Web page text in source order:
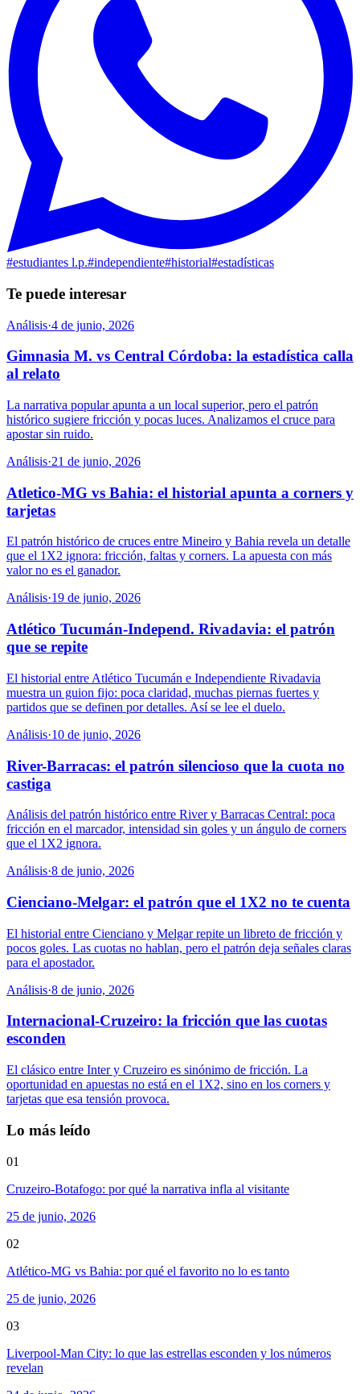
#estudiantes l.p.#independiente#historial#estadísticas
Te puede interesar
Análisis·4 de junio, 2026
Gimnasia M. vs Central Córdoba: la estadística calla
al relato
La narrativa popular apunta a un local superior, pero el patrón
histórico sugiere fricción y pocas luces. Analizamos el cruce para
apostar sin ruido.
Análisis·21 de junio, 2026
Atletico-MG vs Bahia: el historial apunta a corners y
tarjetas
El patrón histórico de cruces entre Mineiro y Bahia revela un detalle
que el 1X2 ignora: fricción, faltas y corners. La apuesta con más
valor no es el ganador.
Análisis·19 de junio, 2026
Atlético Tucumán-Independ. Rivadavia: el patrón
que se repite
El historial entre Atlético Tucumán e Independiente Rivadavia
muestra un guion fijo: poca claridad, muchas piernas fuertes y
partidos que se definen por detalles. Así se lee el duelo.
Análisis·10 de junio, 2026
River-Barracas: el patrón silencioso que la cuota no
castiga
Análisis del patrón histórico entre River y Barracas Central: poca
fricción en el marcador, intensidad sin goles y un ángulo de corners
que el 1X2 ignora.
Análisis·8 de junio, 2026
Cienciano-Melgar: el patrón que el 1X2 no te cuenta
El historial entre Cienciano y Melgar repite un libreto de fricción y
pocos goles. Las cuotas no hablan, pero el patrón deja señales claras
para el apostador.
Análisis·8 de junio, 2026
Internacional-Cruzeiro: la fricción que las cuotas
esconden
El clásico entre Inter y Cruzeiro es sinónimo de fricción. La
oportunidad en apuestas no está en el 1X2, sino en los corners y
tarjetas que esa tensión provoca.
Lo más leído
01
Cruzeiro-Botafogo: por qué la narrativa infla al visitante
25 de junio, 2026
02
Atlético-MG vs Bahia: por qué el favorito no lo es tanto
25 de junio, 2026
03
Liverpool-Man City: lo que las estrellas esconden y los números
revelan